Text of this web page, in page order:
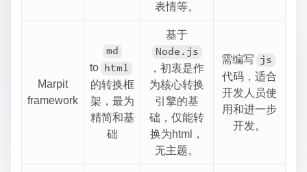
表情等。
Marpit
framework
md
to
html
的转换框
架，最为
精简和基
础
基于
Node.js
，初衷是作
为核心转换
引擎的基
础，仅能转
换为html，
无主题。
需编写 js
代码，适合
开发人员使
用和进一步
开发。